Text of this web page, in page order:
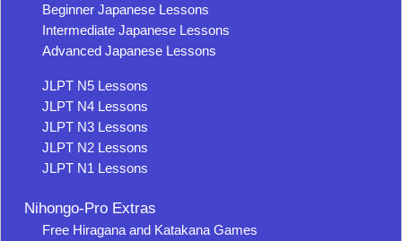
Beginner Japanese Lessons
Intermediate Japanese Lessons
Advanced Japanese Lessons
JLPT N5 Lessons
JLPT N4 Lessons
JLPT N3 Lessons
JLPT N2 Lessons
JLPT N1 Lessons
Nihongo-Pro Extras
Free Hiragana and Katakana Games